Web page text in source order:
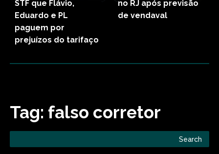
STF que Flávio,
Eduardo e PL
paguem por
prejuízos do tarifaço
no RJ após previsão
de vendaval
Tag: falso corretor
Search